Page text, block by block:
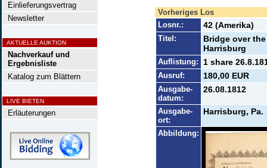
Einlieferungsvertrag
Newsletter
AKTUELLE AUKTION
Nachverkauf und
Ergebnisliste
Katalog zum Blättern
LIVE BIETEN
Erläuterungen
Vorheriges Los
Losnr.:
42 (Amerika)
Titel:
Bridge over
Harrisburg
Auflistung: 1 share
Ausruf: 180,00 EUR
Ausgabe-
datum:
26.08.1812
Ausgabe-
ort:
Harrisburg, Pa.
Abbildung: